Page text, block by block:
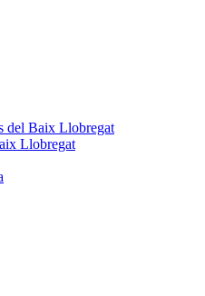
del Baix Llobregat
Llobregat